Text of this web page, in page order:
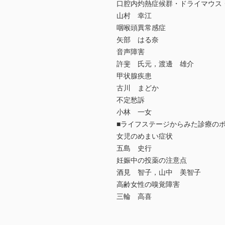
口腔内灼熱症候群・ドライマウス
山村 幸江
咽喉頭異常感症
矢部 はる奈
音声障害
許斐 氏元，渡邊 雄介
甲状腺疾患
古川 まどか
不定愁訴
小林 一女
■ライフステージからみた診療の
女児のめまい症状
五島 史行
妊娠中の投薬の注意点
酒見 智子，山中 美智子
高齢女性の嗅覚障害
三輪 高喜